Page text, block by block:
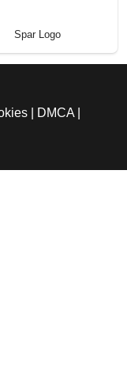
Spar Logo
DMCA